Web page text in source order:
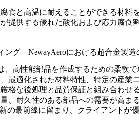
食と高温に耐えることができる材料
提供する優れた酸化および応力腐
ング – NewayAeroにおける超合金製造
、高性能部品を作成するための柔軟
最適化された材料特性、特定の産業
格な後処理と品質保証と組み合わせ
、耐久性のある部品への需要が高ま
の最前線に留まり、クライアントが